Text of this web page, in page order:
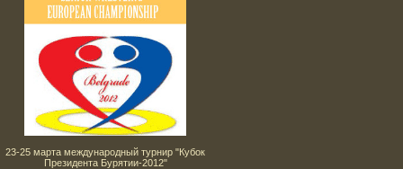
23-25 марта международный турнир "Кубок
Президента Бурятии-2012"